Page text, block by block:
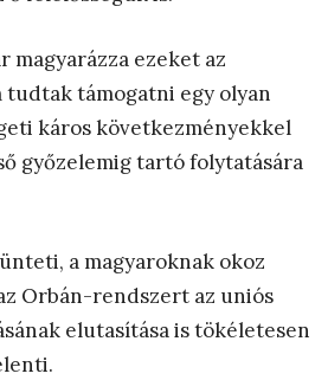
magyarázza ezeket az
tudtak támogatni egy olyan
káros következményekkel
győzelemig tartó folytatására
a magyaroknak okoz
Orbán-rendszert az uniós
elutasítása is tökéletesen